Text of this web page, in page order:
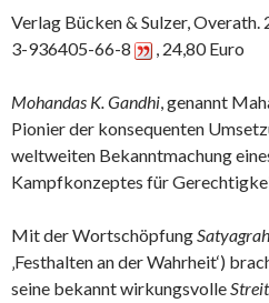
Verlag Bücken & Sulzer, Overath.
3-936405-66-8
, 24,80 Euro
Mohandas K. Gandhi, genannt
Pionier der konsequenten
weltweiten Bekanntmachung
Kampfkonzeptes für
Mit der Wortschöpfung
‚Festhalten an der Wahrheit‘)
seine bekannt wirkungsvolle